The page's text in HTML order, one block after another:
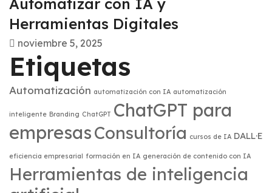
Automatizar con IA y
Herramientas Digitales
noviembre 5, 2025
Etiquetas
Automatización automatización con IA automatización
inteligente Branding ChatGPT ChatGPT para
empresasConsultoría cursos de IA DALL·E
eficiencia empresarial formación en IA generación de contenido con IA
Herramientas de inteligencia